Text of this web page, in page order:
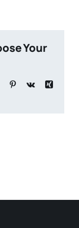
Your
Tumblr Pinterest
Vk
Xing